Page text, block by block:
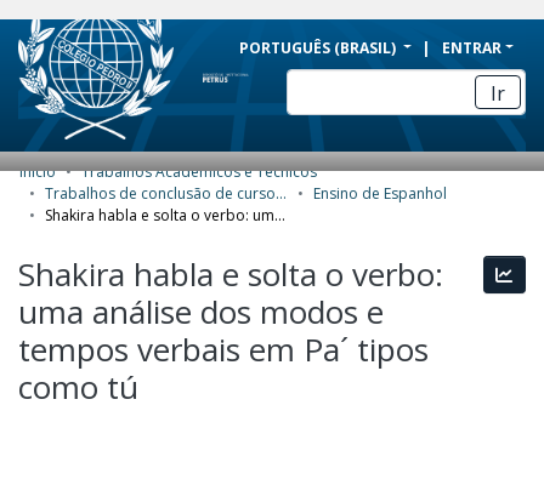
BRAZIL
Simplifique!
Comunica BR
Participe
Acesso à informação
Canais
PORTUGUÊS (BRASIL) ENTRAR
Ir
COMUNIDADES E COLEÇÕES
ESTATÍSTICAS
SOBRE
Início
Trabalhos Acadêmicos e Técnicos
Trabalhos de conclusão de curso de Especialização
Ensino de Espanhol
Shakira habla e solta o verbo: uma análise dos modos e tempos verbais em Pa´ tipos como tú
Shakira habla e solta o verbo:
uma análise dos modos e
tempos verbais em Pa´ tipos
como tú